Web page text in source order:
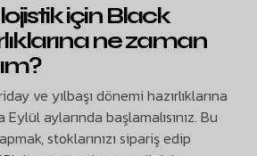
için Black
ne zaman
ve yılbaşı dönemi hazırlıklarına
aylarında başlamalısınız. Bu
stoklarınızı sipariş edip